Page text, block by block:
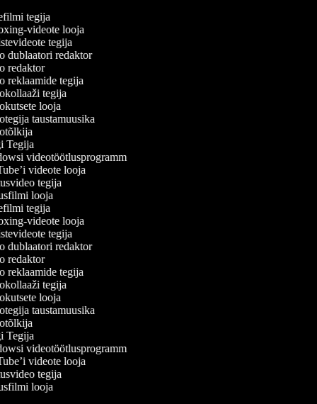
tegija
videote looja
tegija
dublaatori redaktor
redaktor
reklaamide tegija
tegija
looja
taustamuusika
videotöötlusprogramm
videote looja
tegija
looja
tegija
videote looja
tegija
dublaatori redaktor
redaktor
reklaamide tegija
tegija
looja
taustamuusika
videotöötlusprogramm
videote looja
tegija
looja